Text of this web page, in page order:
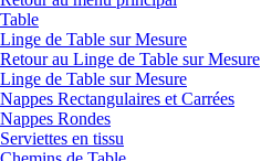
Table
Linge de Table sur Mesure
Retour au Linge de Table sur Mesure
Linge de Table sur Mesure
Nappes Rectangulaires et Carrées
Nappes Rondes
Serviettes en tissu